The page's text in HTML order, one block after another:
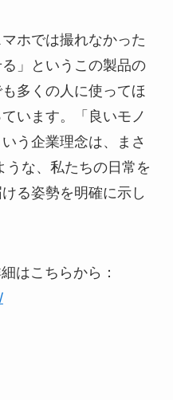
ホでは撮れなかった
」というこの製品の
多くの人に使ってほ
います。「良いモノ
う企業理念は、まさ
うな、私たちの日常を
る姿勢を明確に示し
はこちらから：